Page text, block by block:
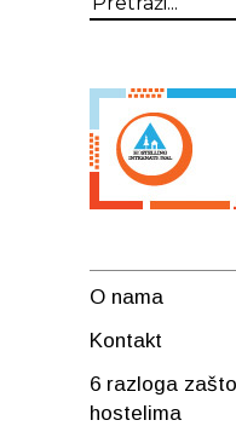
O nama
Kontakt
6 razloga
hostelima